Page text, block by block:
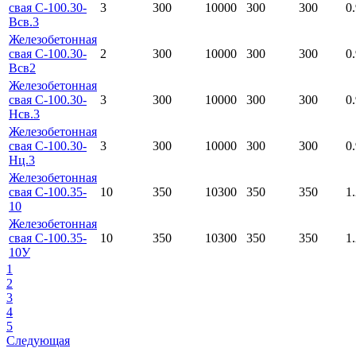
свая С-100.30-
Всв.3
3 300 10000 300 300
Железобетонная
свая С-100.30-
Всв2
2 300 10000 300 300
Железобетонная
свая С-100.30-
Нсв.3
3 300 10000 300 300
Железобетонная
свая С-100.30-
Нц.3
3 300 10000 300 300
Железобетонная
свая С-100.35-
10
10 350 10300 350 350
Железобетонная
свая С-100.35-
10У
10 350 10300 350 350
1
2
3
4
5
Следующая